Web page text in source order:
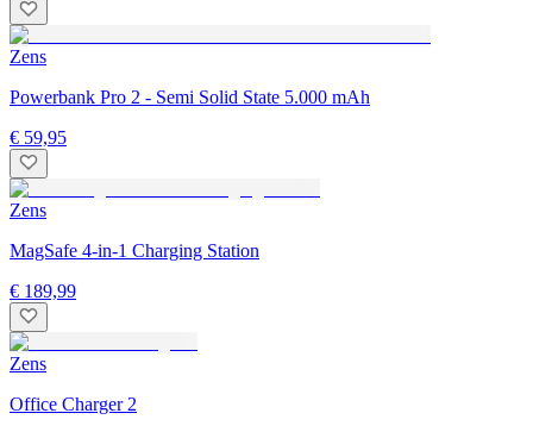
Zens
Powerbank Pro 2 - Semi Solid State 5.000 mAh
€ 59,95
Zens
MagSafe 4-in-1 Charging Station
€ 189,99
Zens
Office Charger 2